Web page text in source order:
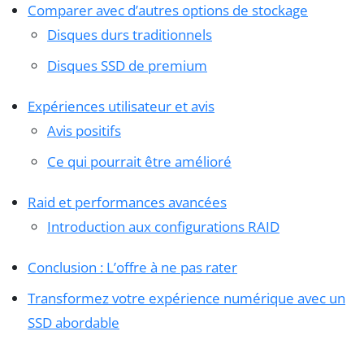
Comparer avec d’autres options de stockage
Disques durs traditionnels
Disques SSD de premium
Expériences utilisateur et avis
Avis positifs
Ce qui pourrait être amélioré
Raid et performances avancées
Introduction aux configurations RAID
Conclusion : L’offre à ne pas rater
Transformez votre expérience numérique avec un
SSD abordable